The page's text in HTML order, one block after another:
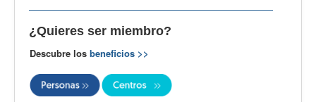
CIEB
Contacto
¿Quieres ser miembro?
Descubre los beneficios >>